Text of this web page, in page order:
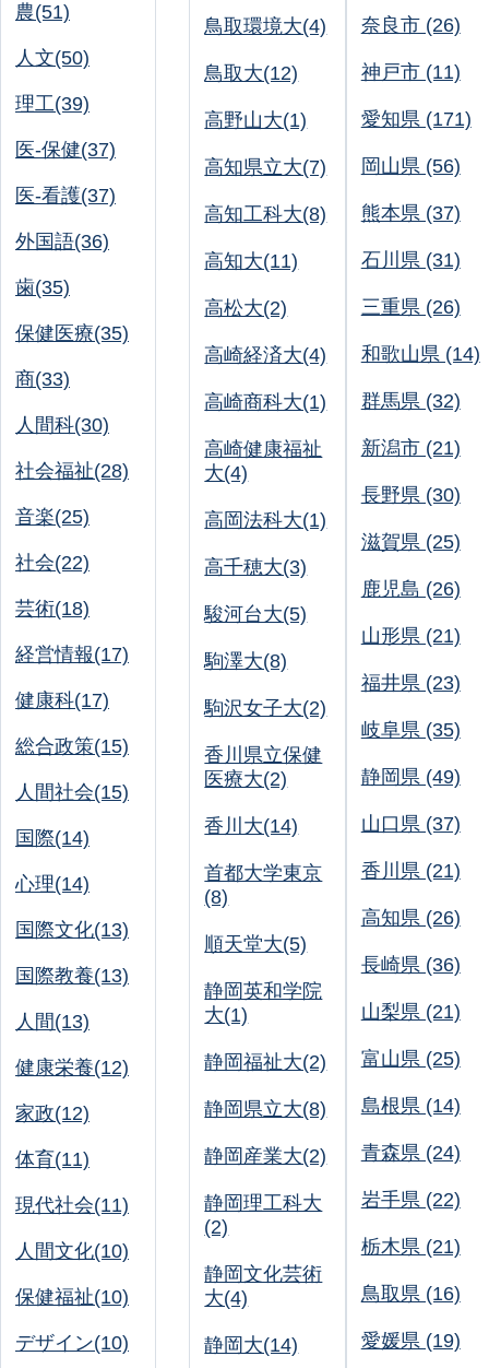
農(51)
人文(50)
理工(39)
医-保健(37)
医-看護(37)
外国語(36)
歯(35)
保健医療(35)
商(33)
人間科(30)
社会福祉(28)
音楽(25)
社会(22)
芸術(18)
経営情報(17)
健康科(17)
総合政策(15)
人間社会(15)
国際(14)
心理(14)
国際文化(13)
国際教養(13)
人間(13)
健康栄養(12)
家政(12)
体育(11)
現代社会(11)
人間文化(10)
保健福祉(10)
デザイン(10)
鳥取環境大(4)
鳥取大(12)
高野山大(1)
高知県立大(7)
高知工科大(8)
高知大(11)
高松大(2)
高崎経済大(4)
高崎商科大(1)
高崎健康福祉
大(4)
高岡法科大(1)
高千穂大(3)
駿河台大(5)
駒澤大(8)
駒沢女子大(2)
香川県立保健
医療大(2)
香川大(14)
首都大学東京
(8)
順天堂大(5)
静岡英和学院
大(1)
静岡福祉大(2)
静岡県立大(8)
静岡産業大(2)
静岡理工科大
(2)
静岡文化芸術
大(4)
静岡大(14)
奈良市 (26)
神戸市 (11)
愛知県 (171)
岡山県 (56)
熊本県 (37)
石川県 (31)
三重県 (26)
和歌山県 (14)
群馬県 (32)
新潟市 (21)
長野県 (30)
滋賀県 (25)
鹿児島 (26)
山形県 (21)
福井県 (23)
岐阜県 (35)
静岡県 (49)
山口県 (37)
香川県 (21)
高知県 (26)
長崎県 (36)
山梨県 (21)
富山県 (25)
島根県 (14)
青森県 (24)
岩手県 (22)
栃木県 (21)
鳥取県 (16)
愛媛県 (19)